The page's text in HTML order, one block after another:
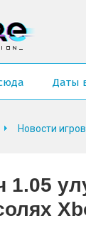
Даты
Новости
1.05